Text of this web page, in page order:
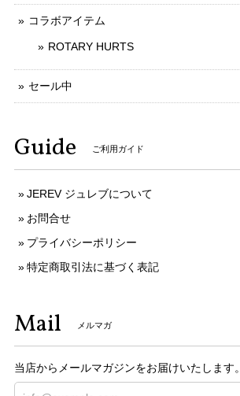
コラボアイテム
ROTARY HURTS
セール中
Guide ご利用ガイド
JEREV ジュレブについて
お問合せ
プライバシーポリシー
特定商取引法に基づく表記
Mail メルマガ
当店からメールマガジンをお届けいたします。